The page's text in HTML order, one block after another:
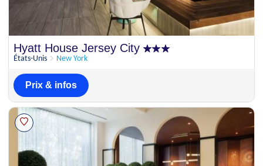
Hyatt House Jersey City
États-Unis New York
Prix & infos